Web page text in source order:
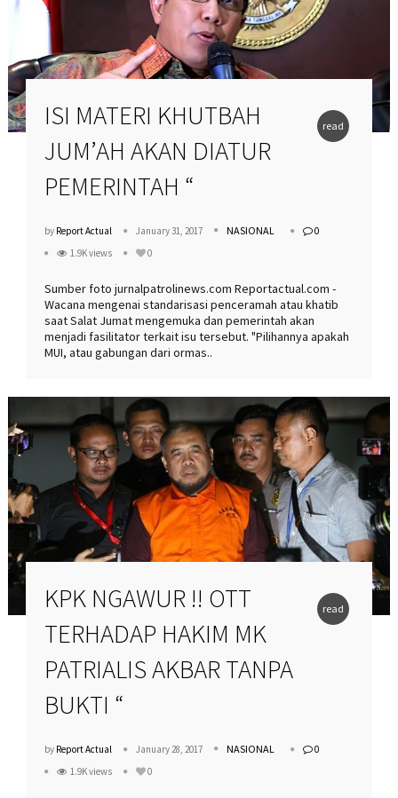
read
ISI MATERI KHUTBAH
JUM’AH AKAN DIATUR
PEMERINTAH “
by Report Actual January 31, 2017 NASIONAL
0
1.9K views
0
Sumber foto jurnalpatrolinews.com Reportactual.com -
Wacana mengenai standarisasi penceramah atau khatib
saat Salat Jumat mengemuka dan pemerintah akan
menjadi fasilitator terkait isu tersebut. "Pilihannya apakah
MUI, atau gabungan dari ormas..
read
KPK NGAWUR !! OTT
TERHADAP HAKIM MK
PATRIALIS AKBAR TANPA
BUKTI “
by Report Actual January 28, 2017 NASIONAL
0
1.9K views
0